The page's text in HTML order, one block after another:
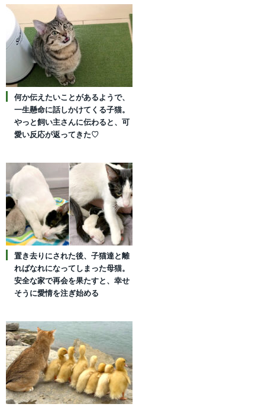
何か伝えたいことがあるようで、
一生懸命に話しかけてくる子猫。
やっと飼い主さんに伝わると、可
愛い反応が返ってきた♡
置き去りにされた後、子猫達と離
ればなれになってしまった母猫。
安全な家で再会を果たすと、幸せ
そうに愛情を注ぎ始める